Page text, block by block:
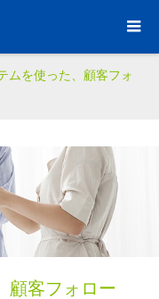
ムを使った、顧客フォ
顧客フォロー